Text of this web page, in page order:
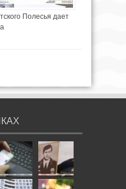
Полесья дает